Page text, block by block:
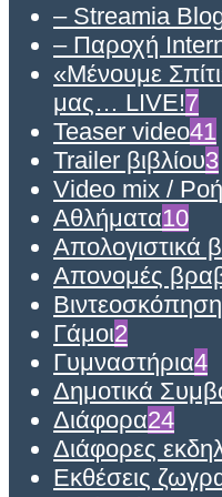
– Streamia
– Παροχή
«Μένουμε
μας… LIVE!7
Teaser video41
Trailer βιβλίου3
Video mix /
Αθλήματα10
Απολογιστικά
Απονομές
Βιντεοσκόπηση
Γάμοι2
Γυμναστήρια4
Δημοτικά
Διάφορα24
Διάφορες
Εκθέσεις